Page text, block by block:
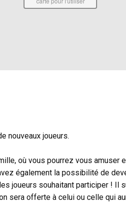
nouveaux joueurs.
où vous pourrez vous amuser
également la possibilité de
joueurs souhaitant participer ! Il
sera offerte à celui ou celle qui